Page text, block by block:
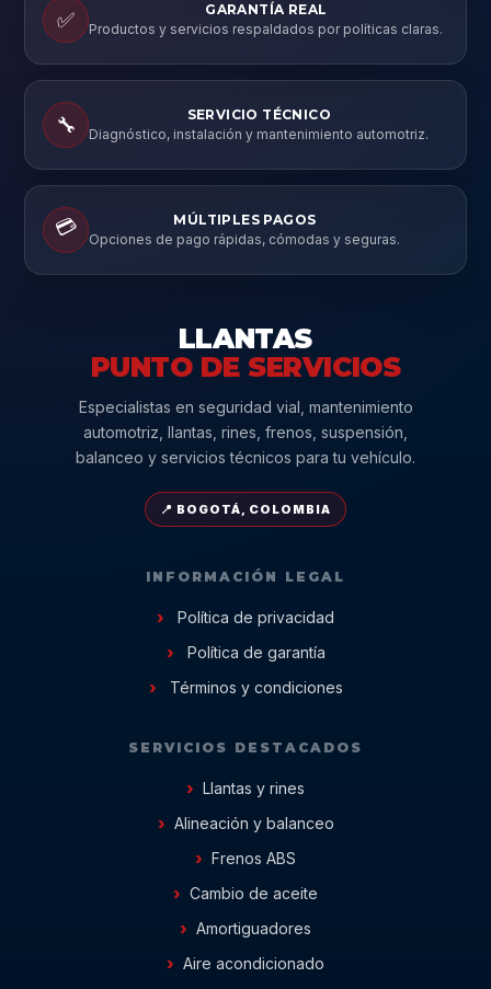
✅
GARANTÍA REAL
Productos y servicios respaldados por políticas claras.
🔧
SERVICIO TÉCNICO
Diagnóstico, instalación y mantenimiento automotriz.
💳
MÚLTIPLES PAGOS
Opciones de pago rápidas, cómodas y seguras.
LLANTAS
PUNTO DE SERVICIOS
Especialistas en seguridad vial, mantenimiento
automotriz, llantas, rines, frenos, suspensión,
balanceo y servicios técnicos para tu vehículo.
📍 BOGOTÁ, COLOMBIA
INFORMACIÓN LEGAL
Política de privacidad
Política de garantía
Términos y condiciones
SERVICIOS DESTACADOS
Llantas y rines
Alineación y balanceo
Frenos ABS
Cambio de aceite
Amortiguadores
Aire acondicionado